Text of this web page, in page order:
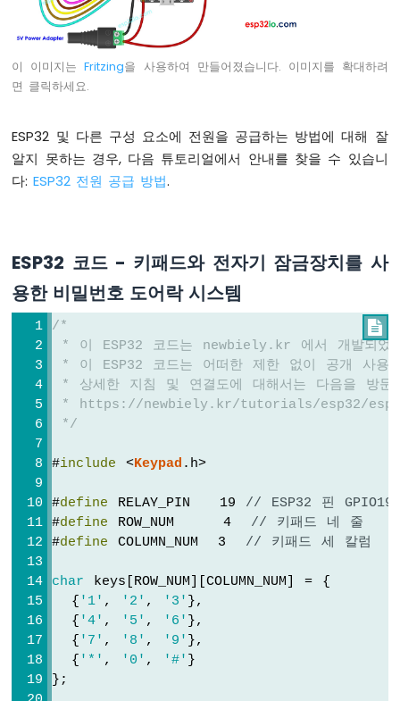
ESP32
버
튼
릴
이
ESP32
으
LED
토
ESP32
ESP32
이 이미지는Fritzing을 사용하여 만들어졌습니다. 이미지를 확대하려
면 클릭하세요.
ESP32 및 다른 구성 요소에 전원을 공급하는 방법에 대해 잘
알지 못하는 경우, 다음 튜토리얼에서 안내를 찾을 수 있습니
다:ESP32 전원 공급 방법.
ESP32 코드 - 키패드와 전자기 잠금장치를 사
용한 비밀번호 도어락 시스템

/*
* 이 ESP32 코드는 newbiely.kr 에서 개발되었
* 이 ESP32 코드는 어떠한 제한 없이 공개 사용
* 상세한 지침 및 연결도에 대해서는 다음을 방문
* https://newbiely.kr/tutorials/esp32/
*/
#include <Keypad .h>
#define RELAY_PIN   19 // ESP32 핀 GPIO19
#define ROW_NUM     4 // 키패드 네 줄
#define COLUMN_NUM  3 // 키패드 세 칼럼
char keys[ROW_NUM][COLUMN_NUM] = {
  {
'1' , '2' , '3' },
  {
'4' , '5' , '6' },
  {
'7' , '8' , '9' },
  {
'*' , '0' , '#' }
};